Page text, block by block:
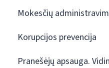
Mokesčių
Korupcijos prevencija
Pranešėjų apsauga.